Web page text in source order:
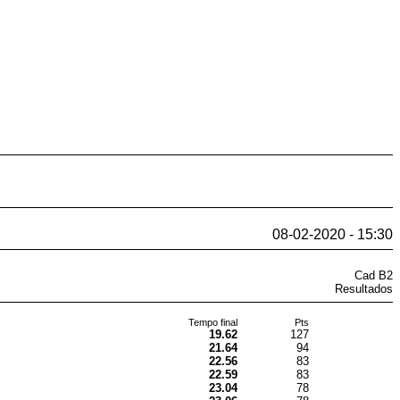
08-02-2020 - 15:30
Cad B2
Resultados
Tempo final Pts
19.62
127
21.64
94
22.56
83
22.59
83
23.04
78